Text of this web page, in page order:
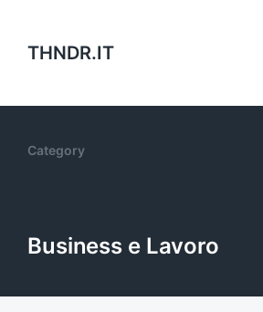
THNDR.IT
Category
Business e Lavoro